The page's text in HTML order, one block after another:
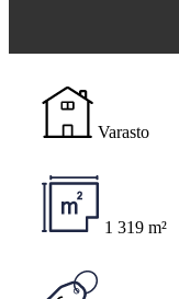
Varasto
1 319 m²